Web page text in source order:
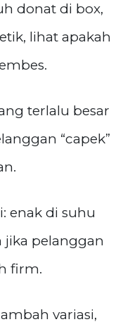
donat di box,
lihat apakah
terlalu besar
“capek”
enak di suhu
pelanggan
firm.
variasi,